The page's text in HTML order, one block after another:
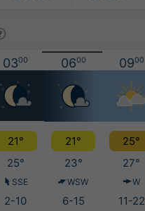
0300 0600 0900
21° 21° 25°
25° 23° 27°
SSE WSW W
2-10 6-15 11-22